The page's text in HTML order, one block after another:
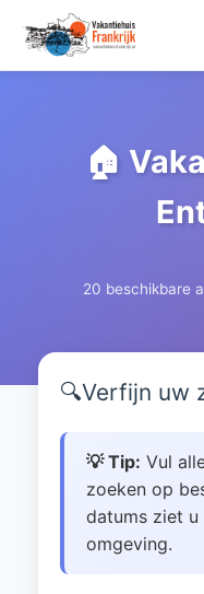
🏠
20 beschikbare
🔍Verfijn uw
💡 Tip: Vul
zoeken op
datums ziet u
omgeving.